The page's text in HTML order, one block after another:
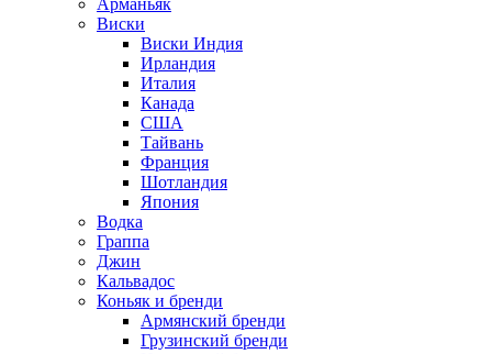
Арманьяк
Виски
Виски Индия
Ирландия
Италия
Канада
США
Тайвань
Франция
Шотландия
Япония
Водка
Граппа
Джин
Кальвадос
Коньяк и бренди
Армянский бренди
Грузинский бренди